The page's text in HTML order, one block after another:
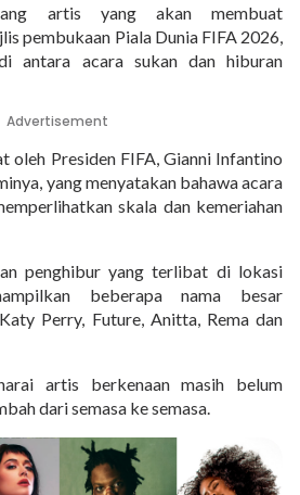
artis yang akan membuat
pembukaan Piala Dunia FIFA 2026,
antara acara sukan dan hiburan
Advertisement
oleh Presiden FIFA, Gianni Infantino
yang menyatakan bahawa acara
skala dan kemeriahan
penghibur yang terlibat di lokasi
beberapa nama besar
Perry, Future, Anitta, Rema dan
artis berkenaan masih belum
dari semasa ke semasa.